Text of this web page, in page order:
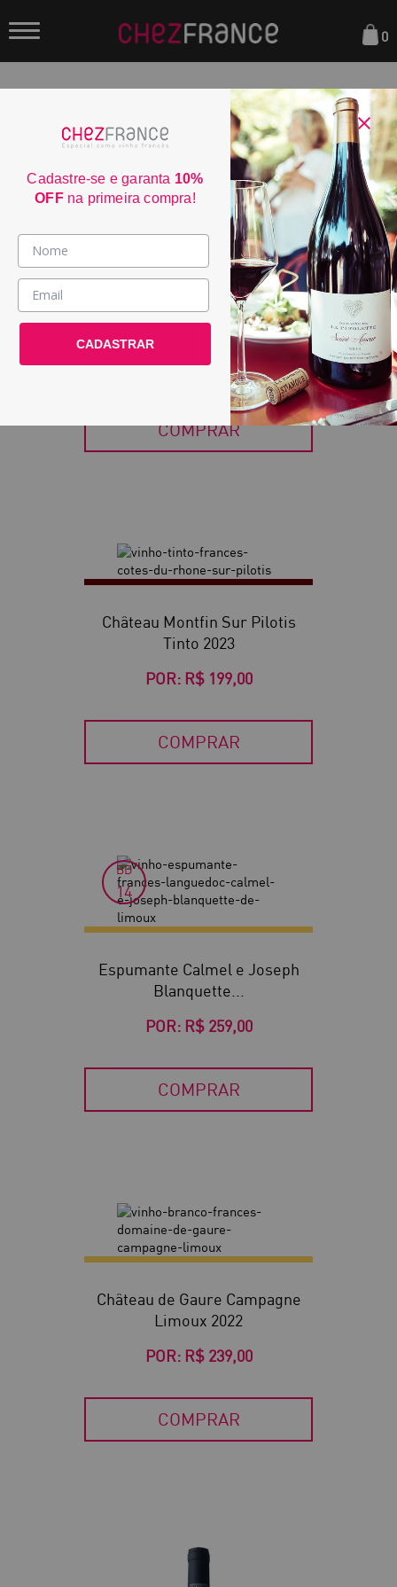
Vinhos >
País / Região >
Le Club >
0
ORDENAR POR:
50
Famille Fabre Grande
Courtade Alvarin...
DE:R$ 229,00 POR: R$ 114,50
COMPRAR
Château Montfin Sur Pilotis
Tinto 2023
POR: R$ 199,00
COMPRAR
BD
14
Espumante Calmel e Joseph
Blanquette...
POR: R$ 259,00
COMPRAR
Château de Gaure Campagne
Limoux 2022
POR: R$ 239,00
COMPRAR
Cadastre-se e garanta 10%
OFFna primeira compra!
CADASTRAR